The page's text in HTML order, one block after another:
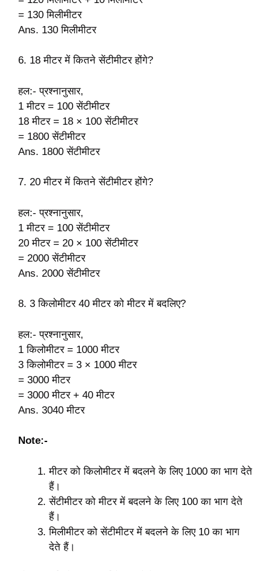
= 130 मिलीमीटर
Ans. 130 मिलीमीटर
6. 18 मीटर में कितने सेंटीमीटर होंगे?
हल:- प्रश्नानुसार,
1 मीटर = 100 सेंटीमीटर
18 मीटर = 18 × 100 सेंटीमीटर
= 1800 सेंटीमीटर
Ans. 1800 सेंटीमीटर
7. 20 मीटर में कितने सेंटीमीटर होंगे?
हल:- प्रश्नानुसार,
1 मीटर = 100 सेंटीमीटर
20 मीटर = 20 × 100 सेंटीमीटर
= 2000 सेंटीमीटर
Ans. 2000 सेंटीमीटर
8. 3 किलोमीटर 40 मीटर को मीटर में बदलिए?
हल:- प्रश्नानुसार,
1 किलोमीटर = 1000 मीटर
3 किलोमीटर = 3 × 1000 मीटर
= 3000 मीटर
= 3000 मीटर + 40 मीटर
Ans. 3040 मीटर
Note:-
मीटर को किलोमीटर में बदलने के लिए 1000 का भाग देते
हैं।
सेंटीमीटर को मीटर में बदलने के लिए 100 का भाग देते
हैं।
मिलीमीटर को सेंटीमीटर में बदलने के लिए 10 का भाग
देते हैं।